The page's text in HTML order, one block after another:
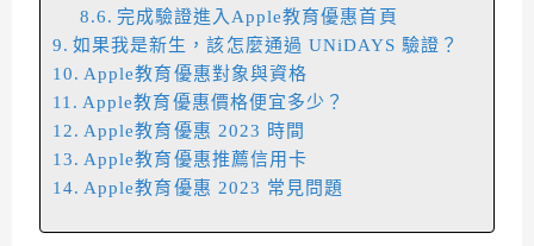
完成驗證進入Apple教育優惠首頁
如果我是新生，該怎麼通過 UNiDAYS 驗證？
Apple教育優惠對象與資格
Apple教育優惠價格便宜多少？
Apple教育優惠 2023 時間
Apple教育優惠推薦信用卡
Apple教育優惠 2023 常見問題